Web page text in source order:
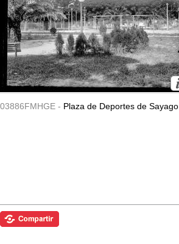
03886FMHGE - Plaza de Deportes de Sayago.